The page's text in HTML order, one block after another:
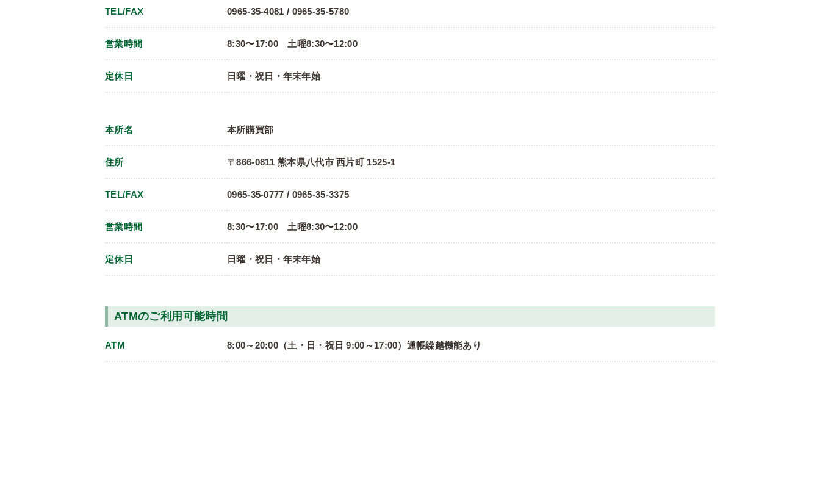
TEL/FAX 0965-35-4081 / 0965-35-5780
営業時間 8:30〜17:00 土曜8:30〜12:00
定休日 日曜・祝日・年末年始
本所名 本所購買部
住所 〒866-0811 熊本県八代市 西片町 1525-1
TEL/FAX 0965-35-0777 / 0965-35-3375
営業時間 8:30〜17:00 土曜8:30〜12:00
定休日 日曜・祝日・年末年始
ATMのご利用可能時間
ATM 8:00～20:00（土・日・祝日 9:00～17:00）通帳繰越機能あり